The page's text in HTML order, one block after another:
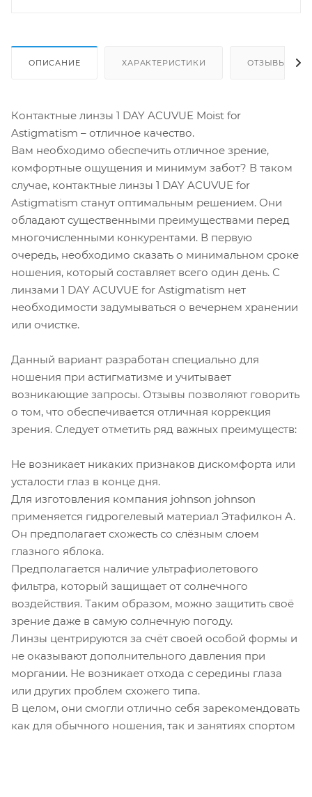
ОПИСАНИЕ ХАРАКТЕРИСТИКИ ОТЗЫВЫ
Контактные линзы 1 DAY ACUVUE Moist for
Astigmatism – отличное качество.
Вам необходимо обеспечить отличное зрение,
комфортные ощущения и минимум забот? В таком
случае, контактные линзы 1 DAY ACUVUE for
Astigmatism станут оптимальным решением. Они
обладают существенными преимуществами перед
многочисленными конкурентами. В первую
очередь, необходимо сказать о минимальном сроке
ношения, который составляет всего один день. С
линзами 1 DAY ACUVUE for Astigmatism нет
необходимости задумываться о вечернем хранении
или очистке.
Данный вариант разработан специально для
ношения при астигматизме и учитывает
возникающие запросы. Отзывы позволяют говорить
о том, что обеспечивается отличная коррекция
зрения. Следует отметить ряд важных преимуществ:
Не возникает никаких признаков дискомфорта или
усталости глаз в конце дня.
Для изготовления компания johnson johnson
применяется гидрогелевый материал Этафилкон А.
Он предполагает схожесть со слёзным слоем
глазного яблока.
Предполагается наличие ультрафиолетового
фильтра, который защищает от солнечного
воздействия. Таким образом, можно защитить своё
зрение даже в самую солнечную погоду.
Линзы центрируются за счёт своей особой формы и
не оказывают дополнительного давления при
моргании. Не возникает отхода с середины глаза
или других проблем схожего типа.
В целом, они смогли отлично себя зарекомендовать
как для обычного ношения, так и занятиях спортом